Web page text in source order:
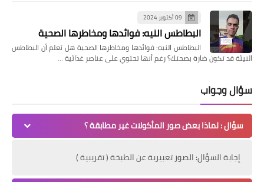
09 أكتوبر 2024
البطاطس النيه: فوائدها ومخاطرها الصحية
البطاطس النيه: فوائدها ومخاطرها الصحية هل تعلم أن البطاطس
النيئة قد تكون ضارة بصحتك؟ رغم أنها تحتوي على عناصر غذائية …
سؤال وجواب
سؤال : لماذا بعض صور المأكولات غير مطابقة ؟
إجابة السؤال: الصور تعبيرية عن الطبخة ( تقريبية )